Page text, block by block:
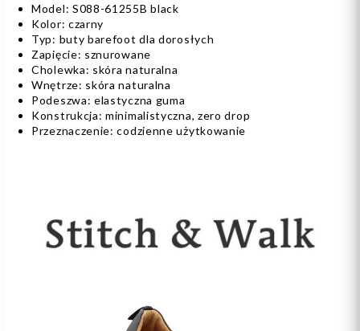
Model: S088-61255B black
Kolor: czarny
Typ: buty barefoot dla dorosłych
Zapięcie: sznurowane
Cholewka: skóra naturalna
Wnętrze: skóra naturalna
Podeszwa: elastyczna guma
Konstrukcja: minimalistyczna, zero drop
Przeznaczenie: codzienne użytkowanie